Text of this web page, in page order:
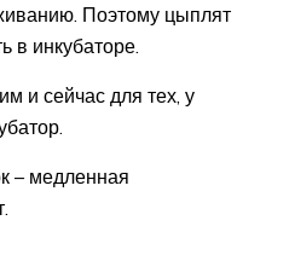
Поэтому цыплят
в инкубаторе.
и сейчас для тех, у
– медленная